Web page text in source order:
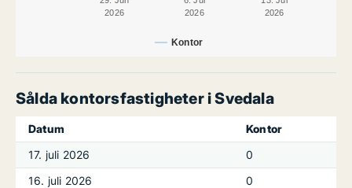
Kontor
2026
2026
2026
Sålda kontorsfastigheter i Svedala
Datum
Kontor
17. juli 2026
0
16. juli 2026
0